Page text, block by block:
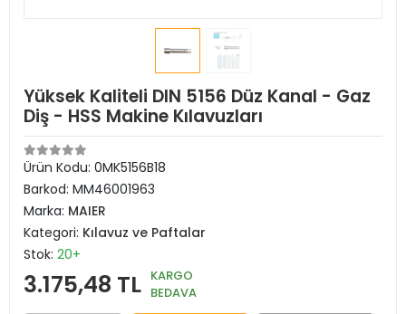
Yüksek Kaliteli DIN 5156 Düz Kanal - Gaz
Diş - HSS Makine Kılavuzları
Ürün Kodu: 0MK5156B18
Barkod: MM46001963
Marka: MAIER
Kategori: Kılavuz ve Paftalar
Stok: 20+
3.175,48 TL KARGO
BEDAVA